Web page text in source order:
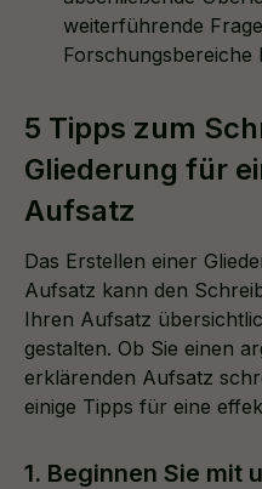
weiterführende
Forschungsbereiche
5 Tipps zum
Gliederung für
Aufsatz
Das Erstellen einer
Aufsatz kann den
Ihren Aufsatz
gestalten. Ob Sie einen
erklärenden Aufsatz
einige Tipps für eine
1. Beginnen Sie mit